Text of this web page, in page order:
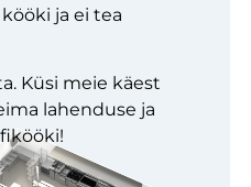
ja ei tea
Küsi meie käest
lahenduse ja